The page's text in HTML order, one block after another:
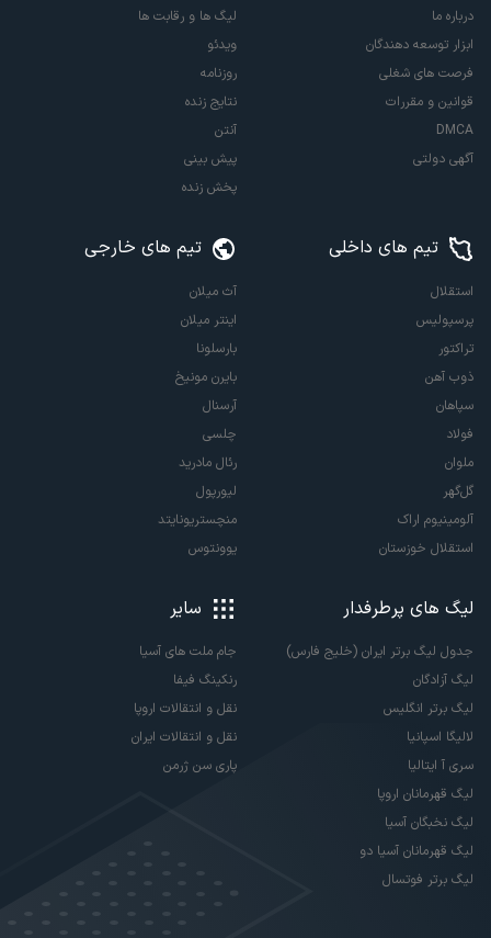
درباره ما
ابزار توسعه دهندگان
فرصت های شغلی
قوانین و مقررات
DMCA
آگهی دولتی
لیگ ها و رقابت ها
ویدئو
روزنامه
نتایج زنده
آنتن
پیش بینی
پخش زنده
تیم های داخلی
استقلال
پرسپولیس
تراکتور
ذوب آهن
سپاهان
فولاد
ملوان
گل‌گهر
آلومینیوم اراک
استقلال خوزستان
تیم های خارجی
آث میلان
اینتر میلان
بارسلونا
بایرن مونیخ
آرسنال
چلسی
رئال مادرید
لیورپول
منچستریونایتد
یوونتوس
لیگ های پرطرفدار
جدول لیگ برتر ایران (خلیج فارس)
لیگ آزادگان
لیگ برتر انگلیس
لالیگا اسپانیا
سری آ ایتالیا
لیگ قهرمانان اروپا
لیگ نخبگان آسیا
لیگ قهرمانان آسیا دو
لیگ برتر فوتسال
سایر
جام ملت های آسیا
رنکینگ فیفا
نقل و انتقالات اروپا
نقل و انتقالات ایران
پاری سن ژرمن